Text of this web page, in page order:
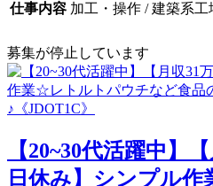
仕事内容 加工・操作 / 建築系工
募集が停止しています
【20~30代活躍中】
日休み】シンプル